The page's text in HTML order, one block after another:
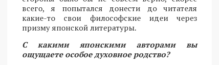
всего, я попытался донести до читателя
какие-то свои философские идеи через
призму японской литературы.
С какими японскими авторами вы
ощущаете особое духовное родство?